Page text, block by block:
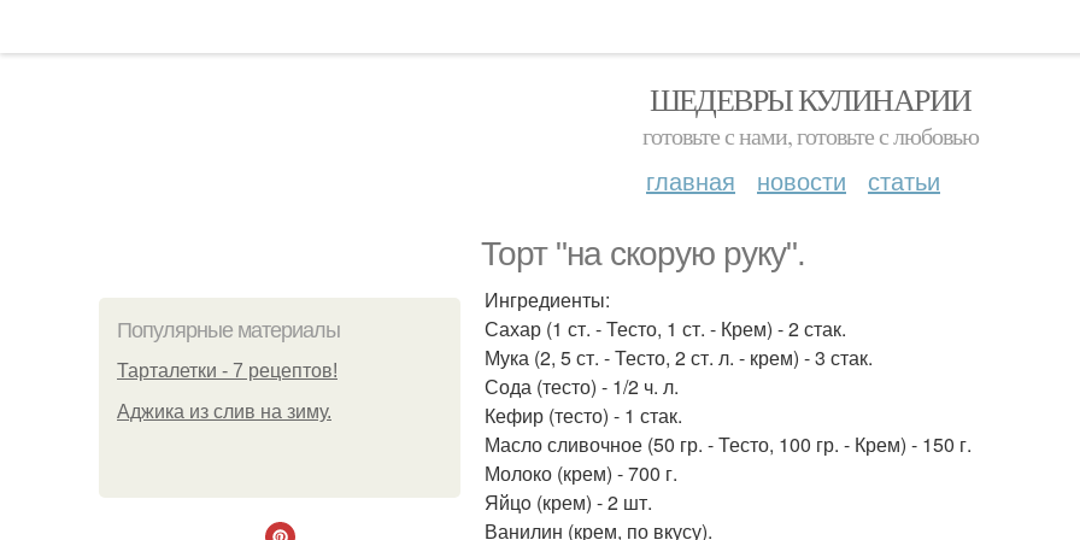
ШЕДЕВРЫ КУЛИНАРИИ
готовьте с нами, готовьте с любовью
главная новости статьи
Торт "на скорую руку".
Популярные материалы
Тарталетки - 7 рецептов!
Аджика из слив на зиму.
Ингредиенты:
Сахар (1 ст. - Тесто, 1 ст. - Крем) - 2 стак.
Мука (2, 5 ст. - Тесто, 2 ст. л. - крем) - 3 стак.
Сода (тесто) - 1/2 ч. л.
Кефир (тесто) - 1 стак.
Масло сливочное (50 гр. - Тесто, 100 гр. - Крем) - 150 г.
Молоко (крем) - 700 г.
Яйцo (крем) - 2 шт.
Ванилин (крем, по вкусу).